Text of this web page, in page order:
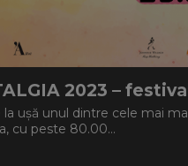
2023 –
la ușă unul dintre cele mai
cu peste 80.00...